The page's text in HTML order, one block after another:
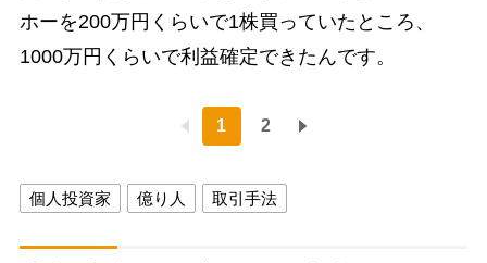
ホーを200万円くらいで1株買っていたところ、
1000万円くらいで利益確定できたんです。
1 2
個人投資家 億り人 取引手法